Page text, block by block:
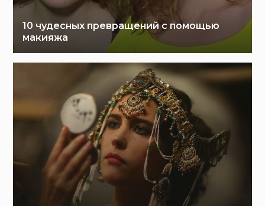
10 чудесных превращений с помощью
макияжа